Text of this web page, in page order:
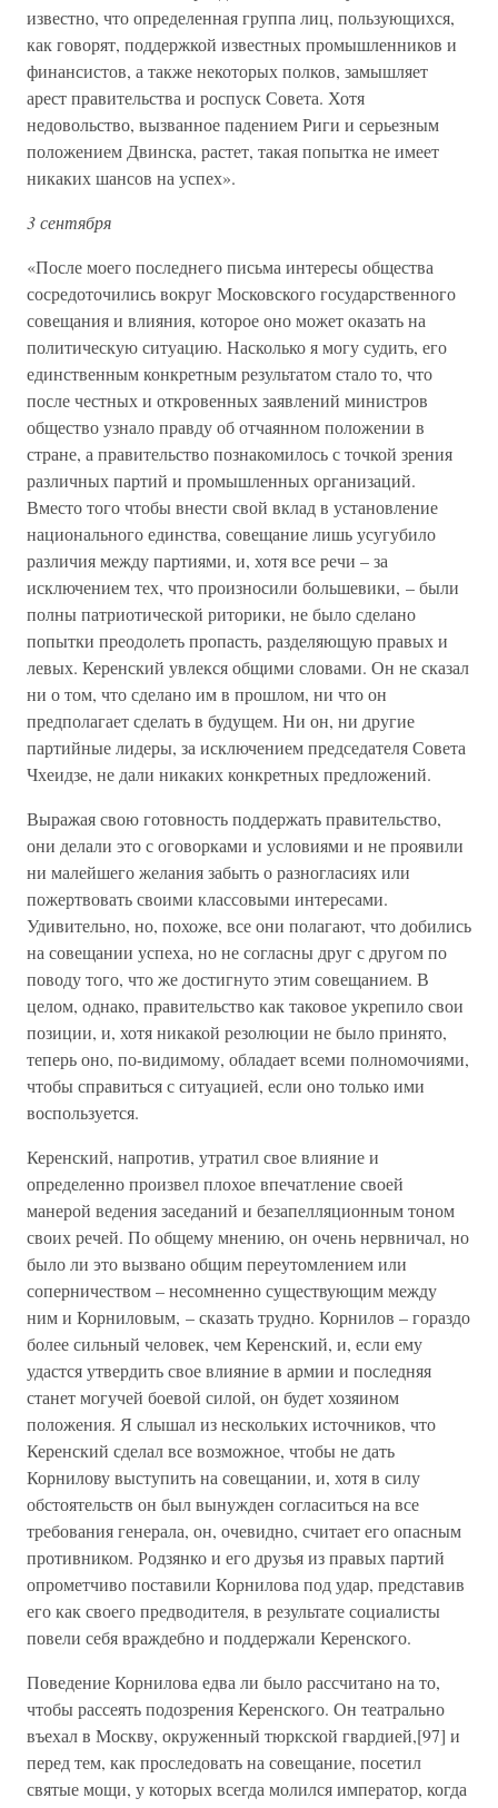
известно, что определенная группа лиц, пользующихся,
как говорят, поддержкой известных промышленников и
финансистов, а также некоторых полков, замышляет
арест правительства и роспуск Совета. Хотя
недовольство, вызванное падением Риги и серьезным
положением Двинска, растет, такая попытка не имеет
никаких шансов на успех».
3 сентября
«После моего последнего письма интересы общества
сосредоточились вокруг Московского государственного
совещания и влияния, которое оно может оказать на
политическую ситуацию. Насколько я могу судить, его
единственным конкретным результатом стало то, что
после честных и откровенных заявлений министров
общество узнало правду об отчаянном положении в
стране, а правительство познакомилось с точкой зрения
различных партий и промышленных организаций.
Вместо того чтобы внести свой вклад в установление
национального единства, совещание лишь усугубило
различия между партиями, и, хотя все речи – за
исключением тех, что произносили большевики, – были
полны патриотической риторики, не было сделано
попытки преодолеть пропасть, разделяющую правых и
левых. Керенский увлекся общими словами. Он не сказал
ни о том, что сделано им в прошлом, ни что он
предполагает сделать в будущем. Ни он, ни другие
партийные лидеры, за исключением председателя Совета
Чхеидзе, не дали никаких конкретных предложений.
Выражая свою готовность поддержать правительство,
они делали это с оговорками и условиями и не проявили
ни малейшего желания забыть о разногласиях или
пожертвовать своими классовыми интересами.
Удивительно, но, похоже, все они полагают, что добились
на совещании успеха, но не согласны друг с другом по
поводу того, что же достигнуто этим совещанием. В
целом, однако, правительство как таковое укрепило свои
позиции, и, хотя никакой резолюции не было принято,
теперь оно, по-видимому, обладает всеми полномочиями,
чтобы справиться с ситуацией, если оно только ими
воспользуется.
Керенский, напротив, утратил свое влияние и
определенно произвел плохое впечатление своей
манерой ведения заседаний и безапелляционным тоном
своих речей. По общему мнению, он очень нервничал, но
было ли это вызвано общим переутомлением или
соперничеством – несомненно существующим между
ним и Корниловым, – сказать трудно. Корнилов – гораздо
более сильный человек, чем Керенский, и, если ему
удастся утвердить свое влияние в армии и последняя
станет могучей боевой силой, он будет хозяином
положения. Я слышал из нескольких источников, что
Керенский сделал все возможное, чтобы не дать
Корнилову выступить на совещании, и, хотя в силу
обстоятельств он был вынужден согласиться на все
требования генерала, он, очевидно, считает его опасным
противником. Родзянко и его друзья из правых партий
опрометчиво поставили Корнилова под удар, представив
его как своего предводителя, в результате социалисты
повели себя враждебно и поддержали Керенского.
Поведение Корнилова едва ли было рассчитано на то,
чтобы рассеять подозрения Керенского. Он театрально
въехал в Москву, окруженный тюркской гвардией,[97] и
перед тем, как проследовать на совещание, посетил
святые мощи, у которых всегда молился император, когда